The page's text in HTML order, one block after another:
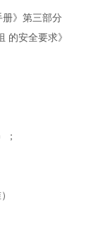
》第三部分
的安全要求》
；